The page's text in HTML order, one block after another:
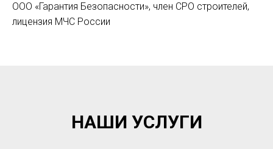
ООО «Гарантия Безопасности», член СРО строителей,
лицензия МЧС России
НАШИ УСЛУГИ